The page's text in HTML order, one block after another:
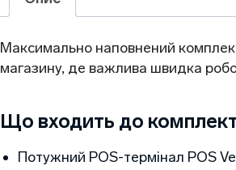
Максимально наповнений
магазину, де важлива швидка
Що входить до
Потужний POS-термінал POS